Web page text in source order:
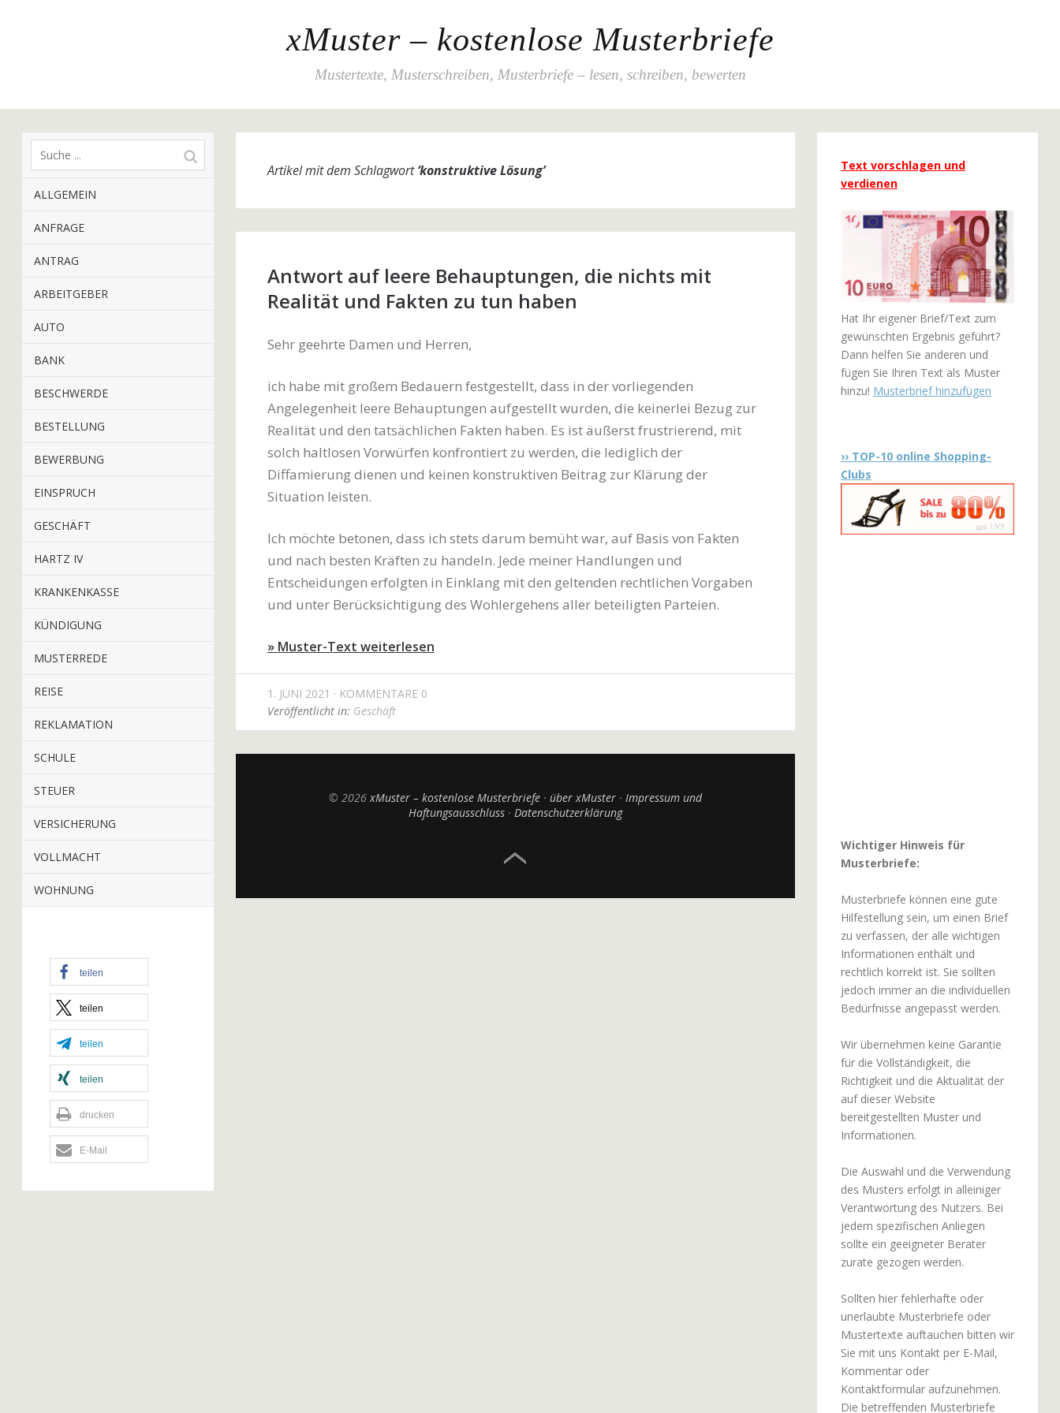
xMuster – kostenlose Musterbriefe
Mustertexte, Musterschreiben, Musterbriefe – lesen, schreiben, bewerten
ALLGEMEIN
ANFRAGE
ANTRAG
ARBEITGEBER
AUTO
BANK
BESCHWERDE
BESTELLUNG
BEWERBUNG
EINSPRUCH
GESCHÄFT
HARTZ IV
KRANKENKASSE
KÜNDIGUNG
MUSTERREDE
REISE
REKLAMATION
SCHULE
STEUER
VERSICHERUNG
VOLLMACHT
WOHNUNG
teilen
teilen
teilen
teilen
drucken
E-Mail
Artikel mit dem Schlagwort‘konstruktive Lösung’
Antwort auf leere Behauptungen, die nichts mit
Realität und Fakten zu tun haben
Sehr geehrte Damen und Herren,
ich habe mit großem Bedauern festgestellt, dass in der vorliegenden
Angelegenheit leere Behauptungen aufgestellt wurden, die keinerlei Bezug zur
Realität und den tatsächlichen Fakten haben. Es ist äußerst frustrierend, mit
solch haltlosen Vorwürfen konfrontiert zu werden, die lediglich der
Diffamierung dienen und keinen konstruktiven Beitrag zur Klärung der
Situation leisten.
Ich möchte betonen, dass ich stets darum bemüht war, auf Basis von Fakten
und nach besten Kräften zu handeln. Jede meiner Handlungen und
Entscheidungen erfolgten in Einklang mit den geltenden rechtlichen Vorgaben
und unter Berücksichtigung des Wohlergehens aller beteiligten Parteien.
» Muster-Text weiterlesen
1. JUNI 2021
KOMMENTARE 0
Veröffentlicht in: Geschäft
© 2026xMuster – kostenlose Musterbriefe über xMuster
Impressum und
Haftungsausschluss
Datenschutzerklärung
Text vorschlagen und
verdienen
Hat Ihr eigener Brief/Text zum
gewünschten Ergebnis geführt?
Dann helfen Sie anderen und
fügen Sie Ihren Text als Muster
hinzu! Musterbrief hinzufügen
›› TOP-10 online Shopping-
Clubs
Wichtiger Hinweis für
Musterbriefe:
Musterbriefe können eine gute
Hilfestellung sein, um einen Brief
zu verfassen, der alle wichtigen
Informationen enthält und
rechtlich korrekt ist. Sie sollten
jedoch immer an die individuellen
Bedürfnisse angepasst werden.
Wir übernehmen keine Garantie
für die Vollständigkeit, die
Richtigkeit und die Aktualität der
auf dieser Website
bereitgestellten Muster und
Informationen.
Die Auswahl und die Verwendung
des Musters erfolgt in alleiniger
Verantwortung des Nutzers. Bei
jedem spezifischen Anliegen
sollte ein geeigneter Berater
zurate gezogen werden.
Sollten hier fehlerhafte oder
unerlaubte Musterbriefe oder
Mustertexte auftauchen bitten wir
Sie mit uns Kontakt per E-Mail,
Kommentar oder
Kontaktformular aufzunehmen.
Die betreffenden Musterbriefe